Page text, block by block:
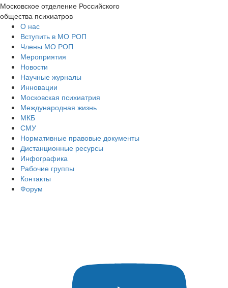
Московское отделение Российского
общества психиатров
О нас
Вступить в МО РОП
Члены МО РОП
Мероприятия
Новости
Научные журналы
Инновации
Московская психиатрия
Международная жизнь
МКБ
СМУ
Нормативные правовые документы
Дистанционные ресурсы
Инфографика
Рабочие группы
Контакты
Форум